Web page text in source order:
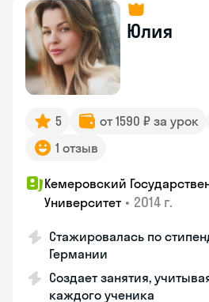
Юлия
5 от 1590 ₽ за урок
1 отзыв
Кемеровский
Университет • 2014 г.
Стажировалась по
Германии
Создает занятия,
каждого ученика